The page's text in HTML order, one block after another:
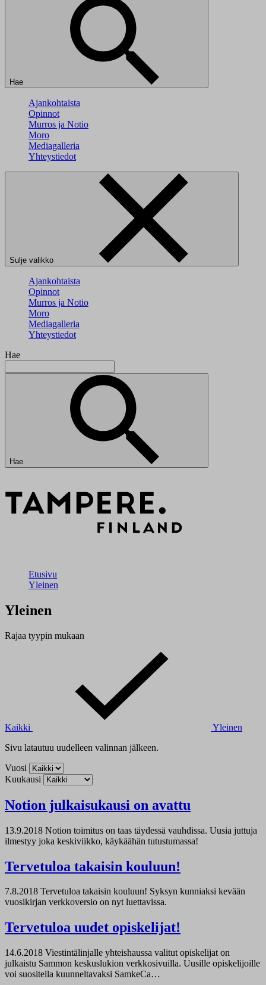
Hae
Ajankohtaista
Opinnot
Murros ja Notio
Moro
Mediagalleria
Yhteystiedot
Sulje valikko
Ajankohtaista
Opinnot
Murros ja Notio
Moro
Mediagalleria
Yhteystiedot
Hae
Hae
Etusivu
Yleinen
Yleinen
Rajaa tyypin mukaan
Kaikki
Yleinen
Sivu latautuu uudelleen valinnan jälkeen.
Vuosi
Kuukausi
Notion julkaisukausi on avattu
13.9.2018 Notion toimitus on taas täydessä vauhdissa. Uusia juttuja
ilmestyy joka keskiviikko, käykäähän tutustumassa!
Tervetuloa takaisin kouluun!
7.8.2018 Tervetuloa takaisin kouluun! Syksyn kunniaksi kevään
vuosikirjan verkkoversio on nyt luettavissa.
Tervetuloa uudet opiskelijat!
14.6.2018 Viestintälinjalle yhteishaussa valitut opiskelijat on
julkaistu Sammon keskuslukion verkkosivuilla. Uusille opiskelijoille
voi suositella kuunneltavaksi SamkeCa…